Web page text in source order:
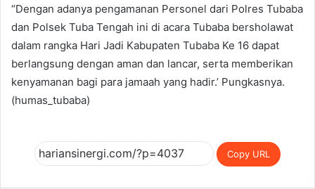
“Dengan adanya pengamanan Personel dari Polres Tubaba
dan Polsek Tuba Tengah ini di acara Tubaba bersholawat
dalam rangka Hari Jadi Kabupaten Tubaba Ke 16 dapat
berlangsung dengan aman dan lancar, serta memberikan
kenyamanan bagi para jamaah yang hadir.’ Pungkasnya.
(humas_tubaba)
Copy URL